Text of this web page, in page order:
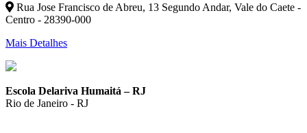
Rua Jose Francisco de Abreu, 13 Segundo Andar, Vale do Caete -
Centro - 28390-000
Mais Detalhes
Escola Delariva Humaitá – RJ
Rio de Janeiro - RJ